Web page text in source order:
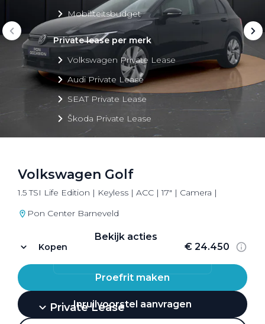
Mobiliteitsbudget
Private lease per merk
Volkswagen Private Lease
Audi Private Lease
SEAT Private Lease
Škoda Private Lease
Bekijk acties
Private Lease
Volkswagen Golf
1.5 TSI Life Edition | Keyless | ACC | 17" | Camera |
Pon Center Barneveld
Kopen € 24.450
Proefrit maken
Inruilvoorstel aanvragen